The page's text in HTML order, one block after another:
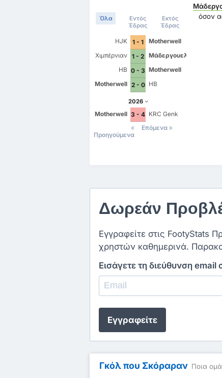
Όλα
Εντός
Έδρας
Εκτός
Έδρας
HJK 1 - 1
Motherwell
Χιμπέρνιαν
1 - 2
Μάδεργουελ
HB 0 - 3 Motherwell
Motherwell 2 - 0 HB
2026
Motherwell 3 - 4 KRC Genk
Προηγούμενα
Επόμενα
όσον
Δωρεάν
Εγγραφείτε στις FootyStats
χρηστών καθημερινά.
Εισάγετε τη διεύθυνση email
Εγγραφείτε
Γκόλ που Σκόραραν Ποια